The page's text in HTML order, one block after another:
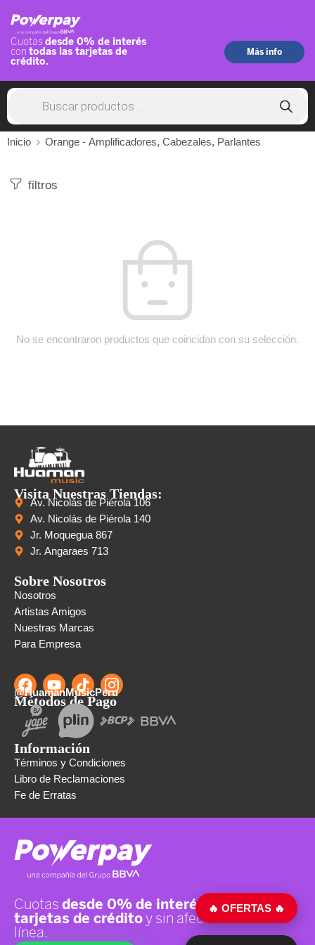
Inicio Orange - Amplificadores, Cabezales, Parlantes
filtros
No se encontraron productos que coincidan con su selección.
Visita Nuestras Tiendas:
Av. Nicolás de Piérola 106
Av. Nicolás de Piérola 140
Jr. Moquegua 867
Jr. Angaraes 713
Sobre Nosotros
Nosotros
Artistas Amigos
Nuestras Marcas
Para Empresa
@HuamanMusicPeru
Métodos de Pago
Información
Términos y Condiciones
Libro de Reclamaciones
Fe de Erratas
🔥 OFERTAS 🔥